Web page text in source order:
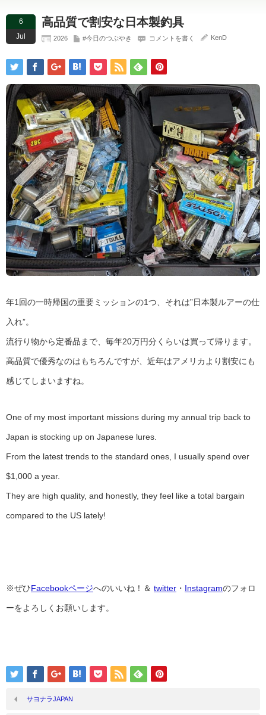
6
Jul
高品質で割安な日本製釣具
2026 #今日のつぶやき コメントを書く KenD
年1回の一時帰国の重要ミッションの1つ、それは”日本製ルアーの仕
入れ”。
流行り物から定番品まで、毎年20万円分くらいは買って帰ります。
高品質で優秀なのはもちろんですが、近年はアメリカより割安にも
感じてしまいますね。
One of my most important missions during my annual trip back to
Japan is stocking up on Japanese lures.
From the latest trends to the standard ones, I usually spend over
$1,000 a year.
They are high quality, and honestly, they feel like a total bargain
compared to the US lately!
※ぜひFacebookページへのいいね！＆ twitter ・ Instagramのフォロ
ーをよろしくお願いします。
サヨナラJAPAN